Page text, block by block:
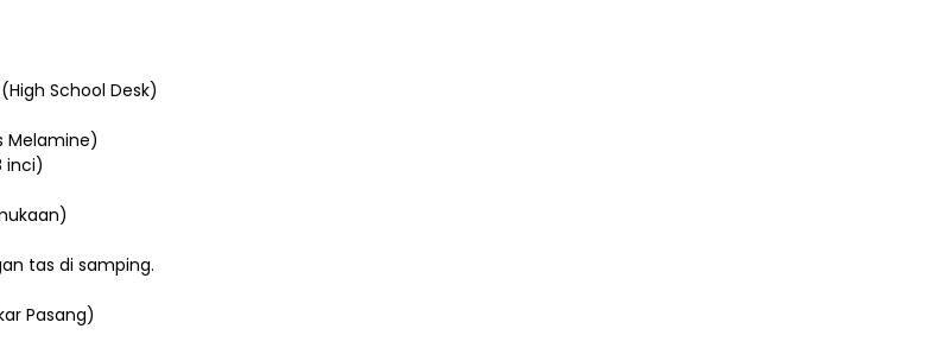
School Desk)
Melamine)
inci)
tas di samping.
Pasang)